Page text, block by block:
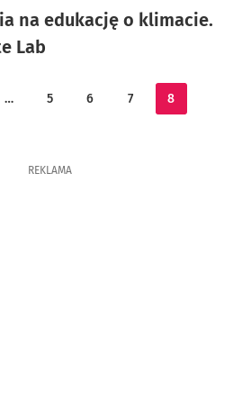
na edukację o klimacie.
Lab
… 5 6 7 8
REKLAMA